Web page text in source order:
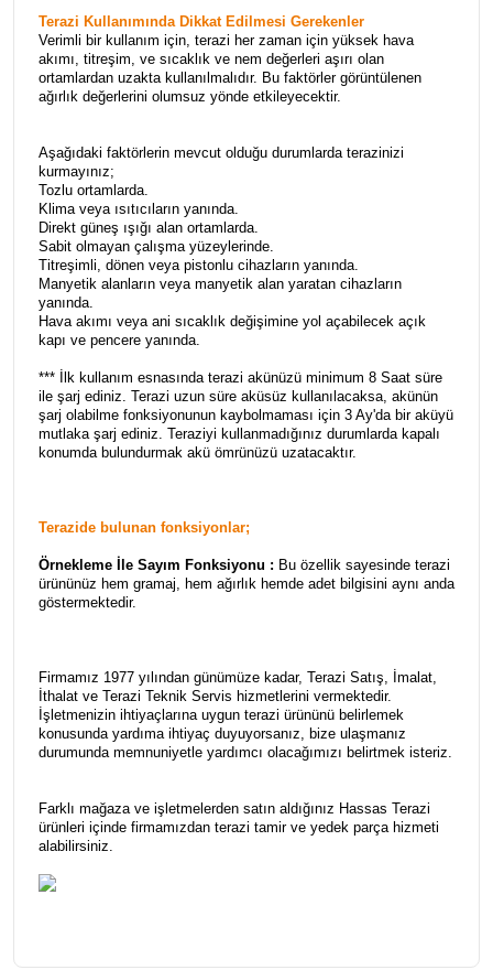
Terazi Kullanımında Dikkat Edilmesi Gerekenler
Verimli bir kullanım için, terazi her zaman için yüksek hava
akımı, titreşim, ve sıcaklık ve nem değerleri aşırı olan
ortamlardan uzakta kullanılmalıdır. Bu faktörler görüntülenen
ağırlık değerlerini olumsuz yönde etkileyecektir.
Aşağıdaki faktörlerin mevcut olduğu durumlarda terazinizi
kurmayınız;
Tozlu ortamlarda.
Klima veya ısıtıcıların yanında.
Direkt güneş ışığı alan ortamlarda.
Sabit olmayan çalışma yüzeylerinde.
Titreşimli, dönen veya pistonlu cihazların yanında.
Manyetik alanların veya manyetik alan yaratan cihazların
yanında.
Hava akımı veya ani sıcaklık değişimine yol açabilecek açık
kapı ve pencere yanında.
*** İlk kullanım esnasında terazi akünüzü minimum 8 Saat süre
ile şarj ediniz. Terazi uzun süre aküsüz kullanılacaksa, akünün
şarj olabilme fonksiyonunun kaybolmaması için 3 Ay'da bir aküyü
mutlaka şarj ediniz. Teraziyi kullanmadığınız durumlarda kapalı
konumda bulundurmak akü ömrünüzü uzatacaktır.
Terazide bulunan fonksiyonlar;
Örnekleme İle Sayım Fonksiyonu : Bu özellik sayesinde terazi
ürününüz hem gramaj, hem ağırlık hemde adet bilgisini aynı anda
göstermektedir.
Firmamız 1977 yılından günümüze kadar, Terazi Satış, İmalat,
İthalat ve Terazi Teknik Servis hizmetlerini vermektedir.
İşletmenizin ihtiyaçlarına uygun terazi ürününü belirlemek
konusunda yardıma ihtiyaç duyuyorsanız, bize ulaşmanız
durumunda memnuniyetle yardımcı olacağımızı belirtmek isteriz.
Farklı mağaza ve işletmelerden satın aldığınız Hassas Terazi
ürünleri içinde firmamızdan terazi tamir ve yedek parça hizmeti
alabilirsiniz.